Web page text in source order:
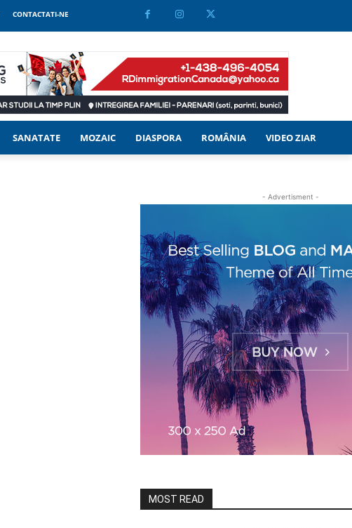
CONTACTATI-NE
SANATATE MOZAIC DIASPORA ROMÂNIA VIDEO ZIAR
- Advertisment -
MOST READ